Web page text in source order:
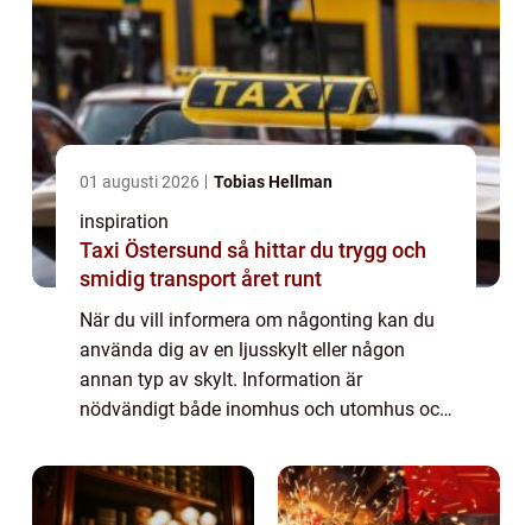
01 augusti 2026 Tobias Hellman
inspiration
Taxi Östersund så hittar du trygg och
smidig transport året runt
När du vill informera om någonting kan du
använda dig av en ljusskylt eller någon
annan typ av skylt. Information är
nödvändigt både inomhus och utomhus och